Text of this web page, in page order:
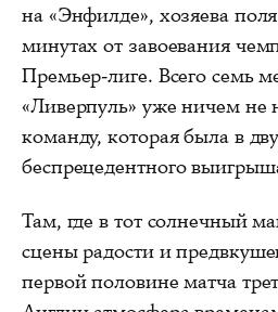
на «Энфилде», хозяева
минутах от завоевания
Премьер-лиге. Всего семь
«Ливерпуль» уже ничем не
команду, которая была в
беспрецедентного
Там, где в тот солнечный
сцены радости и
первой половине матча